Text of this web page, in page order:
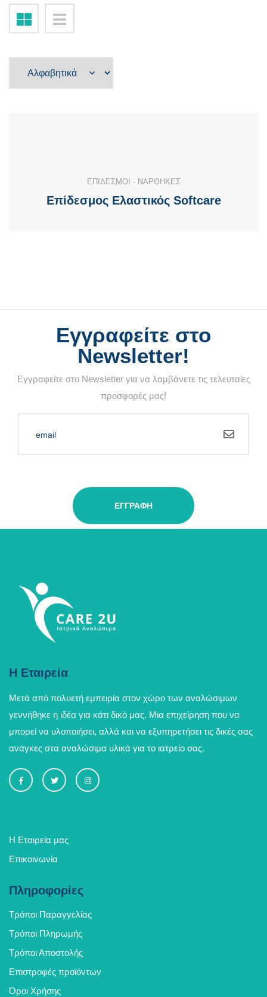
ΕΠΙΔΕΣΜΟΙ - ΝΑΡΘΗΚΕΣ
Επίδεσμος Ελαστικός Softcare
Εγγραφείτε στο
Newsletter!
Εγγραφείτε στο Newsletter για να λαμβάνετε τις τελευταίες
προσφορές μας!
ΕΓΓΡΑΦΉ
Η Εταιρεία
Μετά από πολυετή εμπειρία στον χώρο των αναλώσιμων
γεννήθηκε η ιδέα για κάτι δικό μας. Μια επιχείρηση που να
μπορεί να υλοποιήσει, αλλά και να εξυπηρετήσει τις δικές σας
ανάγκες στα αναλώσιμα υλικά για το ιατρείο σας.
Η Εταιρεία μας
Επικοινωνία
Πληροφορίες
Τρόποι Παραγγελίας
Τρόποι Πληρωμής
Τρόποι Αποστολής
Επιστροφές προϊόντων
Όροι Χρήσης